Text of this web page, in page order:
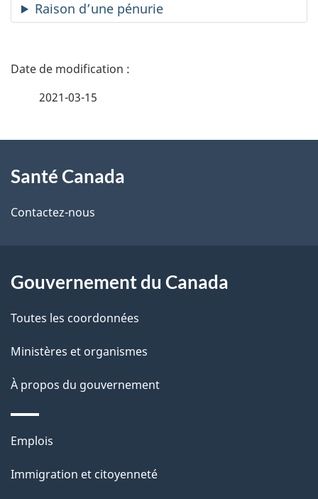
Raison d’une pénurie
D
i
l
d
e
p
a
2021-03-15
propos
de
site
Santé Canada
Contactez-nous
Gouvernement du Canada
Toutes les coordonnées
Ministères et organismes
À propos du gouvernement
Thèmes
sujets
Emplois
Immigration et citoyenneté